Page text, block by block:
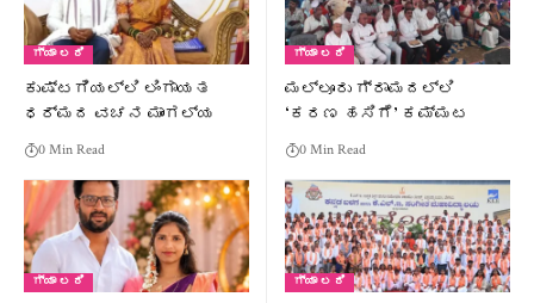
ಗ್ಯಾ ಲರಿ
ಕುಷ್ಟಗಿಯಲ್ಲಿ ಲಿಂಗಾಯತ
ಧರ್ಮದ ವಚನ ಮಾಂಗಲ್ಯ
0 Min Read
ಗ್ಯಾ ಲರಿ
ಮಲ್ಲೂರು ಗ್ರಾಮದಲ್ಲಿ
‘ಕರಣ ಹಸಿಗೆ’ ಕಮ್ಮಟ
0 Min Read
ಗ್ಯಾ ಲರಿ ಗ್ಯಾ ಲರಿ